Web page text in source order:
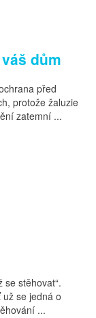
dům
před
protože žaluzie
zatemní ...
se stěhovat“.
se jedná o
...